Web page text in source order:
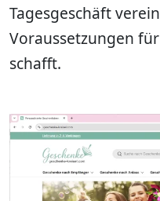
Tagesgeschäft
Voraussetzungen
schafft.